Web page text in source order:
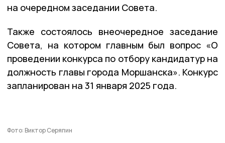
на очередном заседании Совета.
Также состоялось внеочередное заседание
Совета, на котором главным был вопрос «О
проведении конкурса по отбору кандидатур на
должность главы города Моршанска». Конкурс
запланирован на 31 января 2025 года.
Фото: Виктор Серяпин